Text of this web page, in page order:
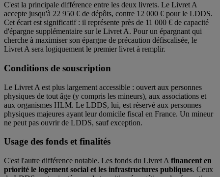
C'est la principale différence entre les deux livrets. Le Livret A
accepte jusqu'à 22 950 € de dépôts, contre 12 000 € pour le LDDS.
Cet écart est significatif : il représente près de 11 000 € de capacité
d'épargne supplémentaire sur le Livret A. Pour un épargnant qui
cherche à maximiser son épargne de précaution défiscalisée, le
Livret A sera logiquement le premier livret à remplir.
Conditions de souscription
Le Livret A est plus largement accessible : ouvert aux personnes
physiques de tout âge (y compris les mineurs), aux associations et
aux organismes HLM. Le LDDS, lui, est réservé aux personnes
physiques majeures ayant leur domicile fiscal en France. Un mineur
ne peut pas ouvrir de LDDS, sauf exception.
Usage des fonds et finalités
C'est l'autre différence notable. Les fonds du Livret A financent en
priorité le logement social et les infrastructures publiques. Ceux